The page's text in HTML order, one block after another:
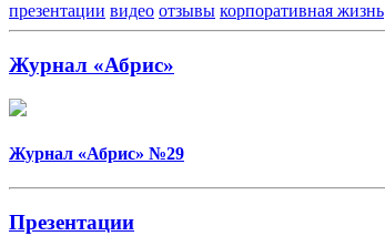
презентации видео отзывы корпоративная жизнь
Журнал «Абрис»
Журнал «Абрис» №29
Презентации